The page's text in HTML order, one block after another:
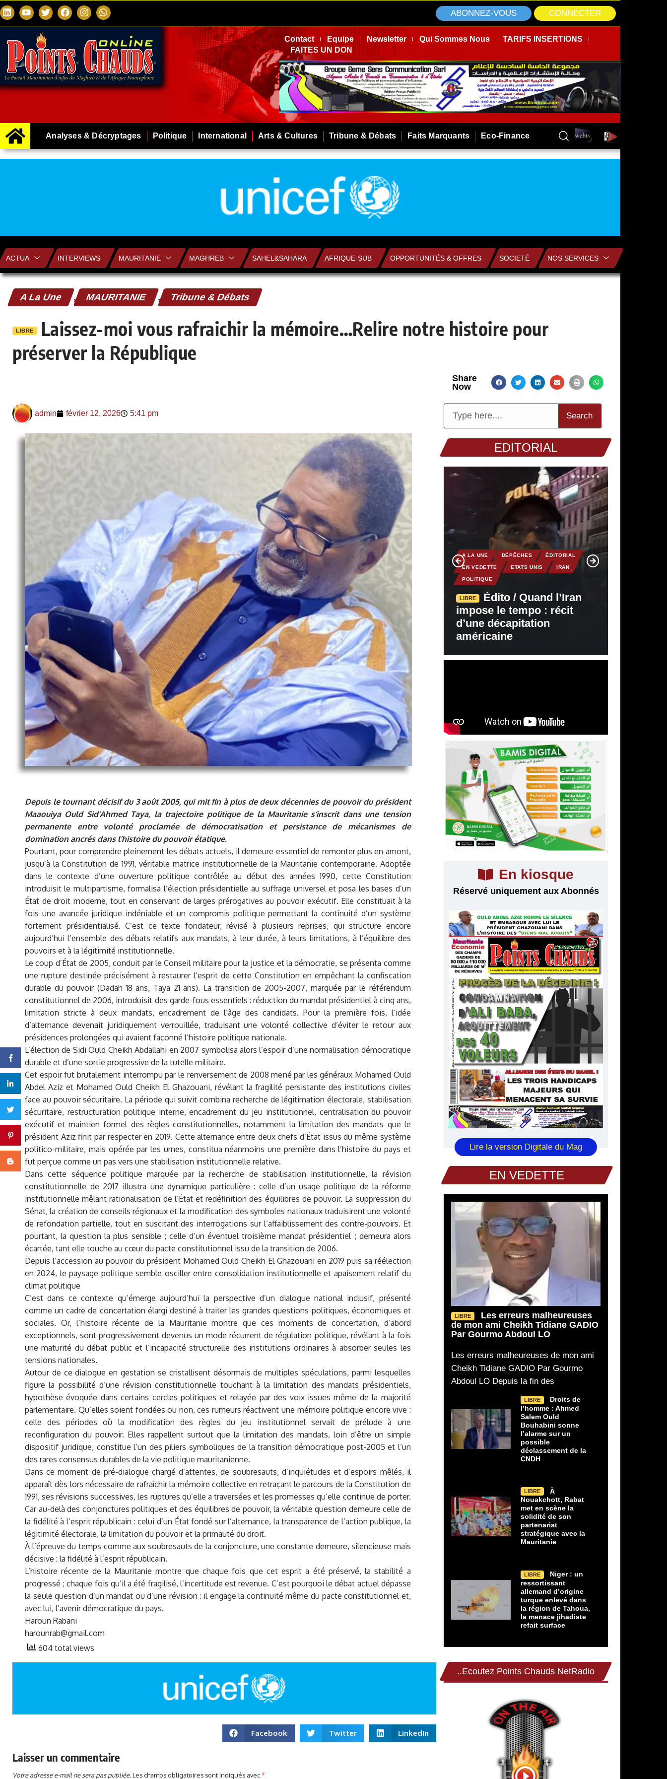
ABONNEZ-VOUS CONNECTER
Contact Equipe Newsletter Qui Sommes Nous
TARIFS INSERTIONS
FAITES UN DON
Analyses & Décryptages Politique International Arts & Cultures Tribune & Débats Faits Marquants Eco-Finance
ACTUA INTERVIEWS MAURITANIE MAGHREB SAHEL&SAHARA AFRIQUE-SUB OPPORTUNITÉS & OFFRES SOCIETÉ NOS SERVICES
A La Une , MAURITANIE , Tribune & Débats
LIBRE
Laissez-moi vous rafraichir la mémoire…Relire notre histoire pour
préserver la République
Share
Now
admin février 12, 2026 5:41 pm
Facebook
Linkedin
Twitter
Pinterest
Blogger
Depuis le tournant décisif du 3 août 2005, qui mit fin à plus de deux décennies de pouvoir du président
Maaouiya Ould Sid’Ahmed Taya, la trajectoire politique de la Mauritanie s’inscrit dans une tension
permanente entre volonté proclamée de démocratisation et persistance de mécanismes de
domination ancrés dans l’histoire du pouvoir étatique.
Pourtant, pour comprendre pleinement les débats actuels, il demeure essentiel de remonter plus en amont,
jusqu’à la Constitution de 1991, véritable matrice institutionnelle de la Mauritanie contemporaine. Adoptée
dans le contexte d’une ouverture politique contrôlée au début des années 1990, cette Constitution
introduisit le multipartisme, formalisa l’élection présidentielle au suffrage universel et posa les bases d’un
État de droit moderne, tout en conservant de larges prérogatives au pouvoir exécutif. Elle constituait à la
fois une avancée juridique indéniable et un compromis politique permettant la continuité d’un système
fortement présidentialisé. C’est ce texte fondateur, révisé à plusieurs reprises, qui structure encore
aujourd’hui l’ensemble des débats relatifs aux mandats, à leur durée, à leurs limitations, à l’équilibre des
pouvoirs et à la légitimité institutionnelle.
Le coup d’État de 2005, conduit par le Conseil militaire pour la justice et la démocratie, se présenta comme
une rupture destinée précisément à restaurer l’esprit de cette Constitution en empêchant la confiscation
durable du pouvoir (Dadah 18 ans, Taya 21 ans). La transition de 2005-2007, marquée par le référendum
constitutionnel de 2006, introduisit des garde-fous essentiels : réduction du mandat présidentiel à cinq ans,
limitation stricte à deux mandats, encadrement de l’âge des candidats. Pour la première fois, l’idée
d’alternance devenait juridiquement verrouillée, traduisant une volonté collective d’éviter le retour aux
présidences prolongées qui avaient façonné l’histoire politique nationale.
L’élection de Sidi Ould Cheikh Abdallahi en 2007 symbolisa alors l’espoir d’une normalisation démocratique
durable et d’une sortie progressive de la tutelle militaire.
Cet espoir fut brutalement interrompu par le renversement de 2008 mené par les généraux Mohamed Ould
Abdel Aziz et Mohamed Ould Cheikh El Ghazouani, révélant la fragilité persistante des institutions civiles
face au pouvoir sécuritaire. La période qui suivit combina recherche de légitimation électorale, stabilisation
sécuritaire, restructuration politique interne, encadrement du jeu institutionnel, centralisation du pouvoir
exécutif et maintien formel des règles constitutionnelles, notamment la limitation des mandats que le
président Aziz finit par respecter en 2019. Cette alternance entre deux chefs d’État issus du même système
politico-militaire, mais opérée par les urnes, constitua néanmoins une première dans l’histoire du pays et
fut perçue comme un pas vers une stabilisation institutionnelle relative.
Dans cette séquence politique marquée par la recherche de stabilisation institutionnelle, la révision
constitutionnelle de 2017 illustra une dynamique particulière : celle d’un usage politique de la réforme
institutionnelle mêlant rationalisation de l’État et redéfinition des équilibres de pouvoir. La suppression du
Sénat, la création de conseils régionaux et la modification des symboles nationaux traduisirent une volonté
de refondation partielle, tout en suscitant des interrogations sur l’affaiblissement des contre-pouvoirs. Et
pourtant, la question la plus sensible ; celle d’un éventuel troisième mandat présidentiel ; demeura alors
écartée, tant elle touche au cœur du pacte constitutionnel issu de la transition de 2006.
Depuis l’accession au pouvoir du président Mohamed Ould Cheikh El Ghazouani en 2019 puis sa réélection
en 2024, le paysage politique semble osciller entre consolidation institutionnelle et apaisement relatif du
climat politique
C’est dans ce contexte qu’émerge aujourd’hui la perspective d’un dialogue national inclusif, présenté
comme un cadre de concertation élargi destiné à traiter les grandes questions politiques, économiques et
sociales. Or, l’histoire récente de la Mauritanie montre que ces moments de concertation, d’abord
exceptionnels, sont progressivement devenus un mode récurrent de régulation politique, révélant à la fois
une maturité du débat public et l’incapacité structurelle des institutions ordinaires à absorber seules les
tensions nationales.
Autour de ce dialogue en gestation se cristallisent désormais de multiples spéculations, parmi lesquelles
figure la possibilité d’une révision constitutionnelle touchant à la limitation des mandats présidentiels,
hypothèse évoquée dans certains cercles politiques et relayée par des voix issues même de la majorité
parlementaire. Qu’elles soient fondées ou non, ces rumeurs réactivent une mémoire politique encore vive :
celle des périodes où la modification des règles du jeu institutionnel servait de prélude à une
reconfiguration du pouvoir. Elles rappellent surtout que la limitation des mandats, loin d’être un simple
dispositif juridique, constitue l’un des piliers symboliques de la transition démocratique post-2005 et l’un
des rares consensus durables de la vie politique mauritanienne.
Dans ce moment de pré-dialogue chargé d’attentes, de soubresauts, d’inquiétudes et d’espoirs mêlés, il
apparaît dès lors nécessaire de rafraîchir la mémoire collective en retraçant le parcours de la Constitution de
1991, ses révisions successives, les ruptures qu’elle a traversées et les promesses qu’elle continue de porter.
Car au-delà des conjonctures politiques et des équilibres de pouvoir, la véritable question demeure celle de
la fidélité à l’esprit républicain : celui d’un État fondé sur l’alternance, la transparence de l’action publique, la
légitimité électorale, la limitation du pouvoir et la primauté du droit.
À l’épreuve du temps comme aux soubresauts de la conjoncture, une constante demeure, silencieuse mais
décisive : la fidélité à l’esprit républicain.
L’histoire récente de la Mauritanie montre que chaque fois que cet esprit a été préservé, la stabilité a
progressé ; chaque fois qu’il a été fragilisé, l’incertitude est revenue. C’est pourquoi le débat actuel dépasse
la seule question d’un mandat ou d’une révision : il engage la continuité même du pacte constitutionnel et,
avec lui, l’avenir démocratique du pays.
Haroun Rabani
harounrab@gmail.com
604 total views
Facebook Twitter LinkedIn
Laisser un commentaire
Votre adresse e-mail ne sera pas publiée.Les champs obligatoires sont indiqués avec*
Search
EDITORIAL
A LA UNE DÉPÊCHES ÉDITORIAL
EN VEDETTE ETATS UNIS IRAN
POLITIQUE
LIBRE
Édito / Quand l’Iran
impose le tempo : récit
d’une décapitation
américaine
En kiosque
Réservé uniquement aux Abonnés
Lire la version Digitale du Mag
EN VEDETTE
LIBRE
Les erreurs malheureuses
de mon ami Cheikh Tidiane GADIO
Par Gourmo Abdoul LO
Les erreurs malheureuses de mon ami
Cheikh Tidiane GADIO Par Gourmo
Abdoul LO Depuis la fin des
LIBRE
Droits de
l’homme : Ahmed
Salem Ould
Bouhabini sonne
l’alarme sur un
possible
déclassement de la
CNDH
LIBRE
À
Nouakchott, Rabat
met en scène la
solidité de son
partenariat
stratégique avec la
Mauritanie
LIBRE
Niger : un
ressortissant
allemand d’origine
turque enlevé dans
la région de Tahoua,
la menace jihadiste
refait surface
..Ecoutez Points Chauds NetRadio